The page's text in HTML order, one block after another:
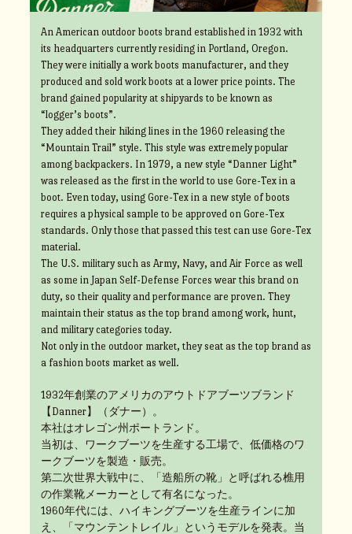
An American outdoor boots brand established in 1932 with
its headquarters currently residing in Portland, Oregon.
They were initially a work boots manufacturer, and they
produced and sold work boots at a lower price points. The
brand gained popularity at shipyards to be known as
“logger’s boots”.
They added their hiking lines in the 1960 releasing the
“Mountain Trail” style. This style was extremely popular
among backpackers. In 1979, a new style “Danner Light”
was released as the first in the world to use Gore-Tex in a
boot. Even today, using Gore-Tex in a new style of boots
requires a physical sample to be approved on Gore-Tex
standards. Only those that passed this test can use Gore-Tex
material.
The U.S. military such as Army, Navy, and Air Force as well
as some in Japan Self-Defense Forces wear this brand on
duty, so their quality and performance are proven. They
maintain their status as the top brand among work, hunt,
and military categories today.
Not only in the outdoor market, they seat as the top brand as
a fashion boots market as well.
1932年創業のアメリカのアウトドアブーツブランド
【Danner】（ダナー）。
本社はオレゴン州ポートランド。
当初は、ワークブーツを生産する工場で、低価格のワ
ークブーツを製造・販売。
第二次世界大戦中に、「造船所の靴」と呼ばれる樵用
の作業靴メーカーとして有名になった。
1960年代には、ハイキングブーツを生産ラインに加
え、「マウンテントレイル」というモデルを発表。当